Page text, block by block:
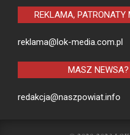
REKLAMA, PATRONATY
reklama@lok-media.com.pl
MASZ
redakcja@naszpowiat.info